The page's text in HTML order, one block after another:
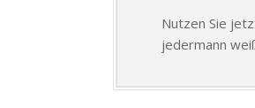
Nutzen Sie
jedermann